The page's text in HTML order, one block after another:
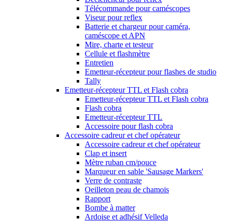
Télécommande pour caméscopes
Viseur pour reflex
Batterie et chargeur pour caméra,
caméscope et APN
Mire, charte et testeur
Cellule et flashmètre
Entretien
Emetteur-récepteur pour flashes de studio
Tally
Emetteur-récepteur TTL et Flash cobra
Emetteur-récepteur TTL et Flash cobra
Flash cobra
Emetteur-récepteur TTL
Accessoire pour flash cobra
Accessoire cadreur et chef opérateur
Accessoire cadreur et chef opérateur
Clap et insert
Mètre ruban cm/pouce
Marqueur en sable 'Sausage Markers'
Verre de contraste
Oeilleton peau de chamois
Rapport
Bombe à matter
Ardoise et adhésif Velleda